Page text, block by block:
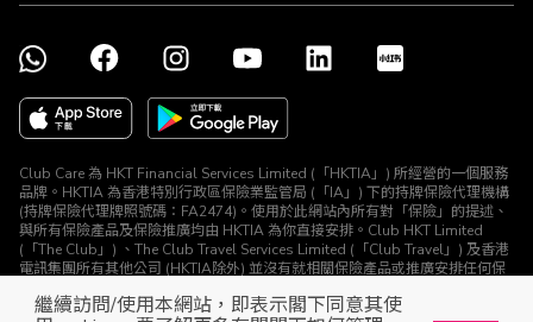
繼續訪問/使用本網站，即表示閣下同意其使
Club Care 為 HKT Financial Services Limited (「HKTIA」) 所經營的一個服務
品牌。HKTIA 為香港特別行政區保險業監管局 (「IA」) 下的持牌保險代理機構
(持牌保險代理牌照號碼：FA2474)。使用於此網站內所有對「保險」的提述、
與所有保險產品及保險推廣均由 HKTIA 為你直接安排。Club HKT Limited
(「The Club」) 、The Club Travel Services Limited (「Club Travel」) 及香港
電訊集團所有其他公司 (HKTIA除外) 並沒有就相關保險產品或推廣安排任何保
© The Club 2026. 保留所有權利